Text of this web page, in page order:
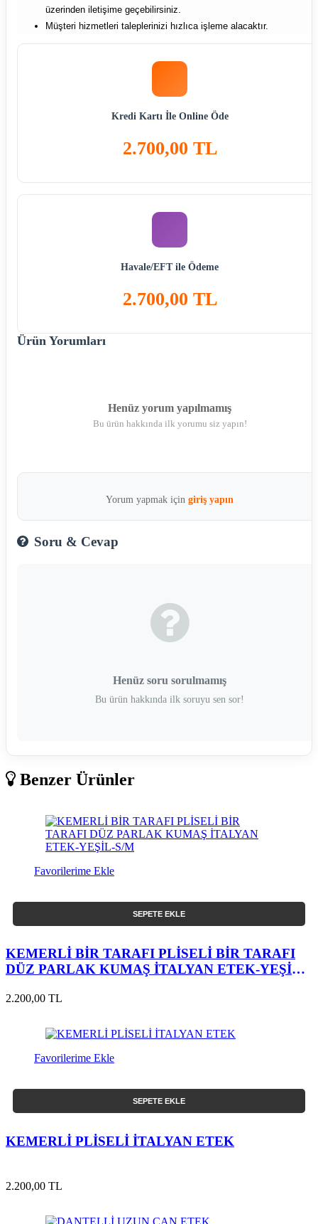
üzerinden iletişime geçebilirsiniz.
Müşteri hizmetleri taleplerinizi hızlıca işleme alacaktır.
Kredi Kartı İle Online Öde
2.700,00 TL
Havale/EFT ile Ödeme
2.700,00 TL
Ürün Yorumları
Henüz yorum yapılmamış
Bu ürün hakkında ilk yorumu siz yapın!
Yorum yapmak için giriş yapın
Soru & Cevap
Henüz soru sorulmamış
Bu ürün hakkında ilk soruyu sen sor!
Benzer Ürünler
Favorilerime Ekle
SEPETE EKLE
KEMERLİ BİR TARAFI PLİSELİ BİR TARAFI
DÜZ PARLAK KUMAŞ İTALYAN ETEK-YEŞİL-
2.200,00 TL
Favorilerime Ekle
SEPETE EKLE
KEMERLİ PLİSELİ İTALYAN ETEK
2.200,00 TL